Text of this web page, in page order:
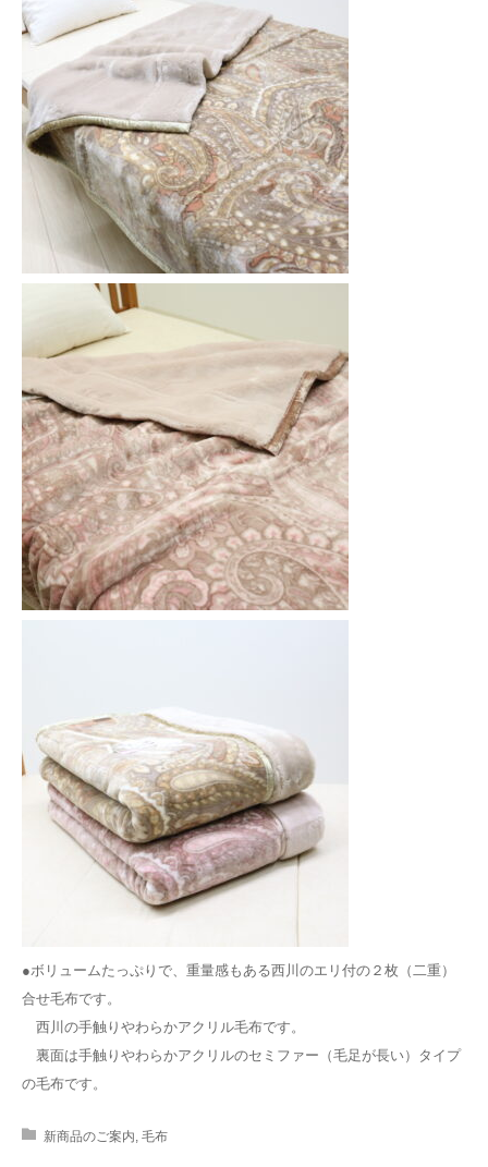
●ボリュームたっぷりで、重量感もある西川のエリ付の２枚（二重）
合せ毛布です。
西川の手触りやわらかアクリル毛布です。
裏面は手触りやわらかアクリルのセミファー（毛足が長い）タイプ
の毛布です。
新商品のご案内, 毛布